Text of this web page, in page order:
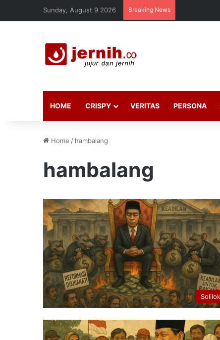
Sunday, August 9 2026 Breaking News
HOME CRISPY VERITAS PERSONA
Home / hambalang
hambalang